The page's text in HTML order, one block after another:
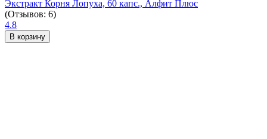
Экстракт Корня Лопуха, 60 капс., Алфит Плюс
(Отзывов: 6)
4.8
В корзину